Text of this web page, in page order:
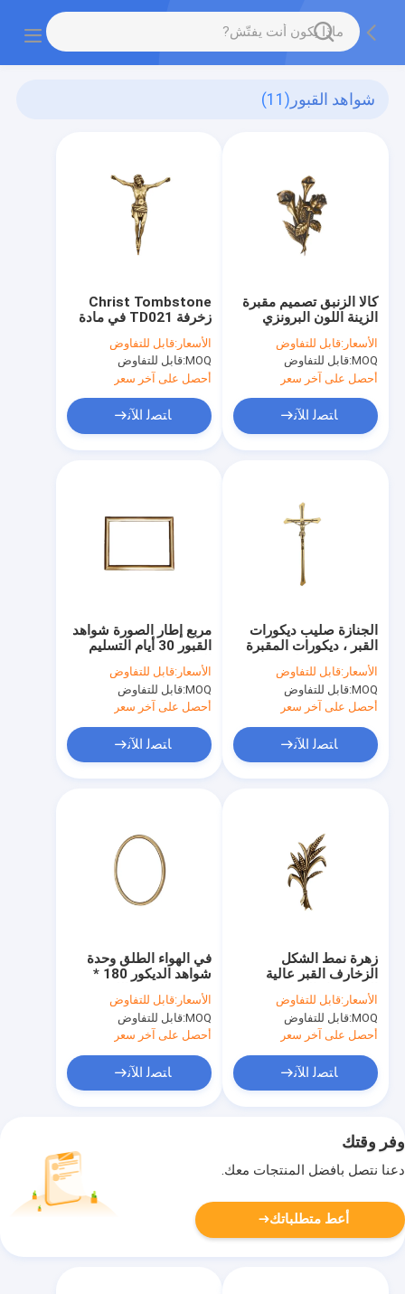
شواهد القبور (11)
Christ Tombstone
زخرفة TD021 في مادة
البعد
الأسعار:قابل للتفاوض
MOQ: قابل للتفاوض
أحصل على آخر سعر
ﺎﺘﺼﻟ ﺍﻶﻧ
كالا الزنبق تصميم مقبرة
الزينة اللون البرونزي
للشواهد القبر
الأسعار:قابل للتفاوض
MOQ: قابل للتفاوض
أحصل على آخر سعر
ﺎﺘﺼﻟ ﺍﻶﻧ
مربع إطار الصورة شواهد
القبور 30 ​​أيام التسليم
السريع TD008
الأسعار:قابل للتفاوض
MOQ: قابل للتفاوض
أحصل على آخر سعر
ﺎﺘﺼﻟ ﺍﻶﻧ
الجنازة صليب ديكورات
القبر ، ديكورات المقبرة
ستون خفيفة الوزن
الأسعار:قابل للتفاوض
MOQ: قابل للتفاوض
أحصل على آخر سعر
ﺎﺘﺼﻟ ﺍﻶﻧ
في الهواء الطلق وحدة
شواهد الديكور 180 *
يتلاشى المقاومة
الأسعار:قابل للتفاوض
MOQ: قابل للتفاوض
أحصل على آخر سعر
ﺎﺘﺼﻟ ﺍﻶﻧ
زهرة نمط الشكل
الزخارف القبر عالية
القوة مواد النحاس
الأسعار:قابل للتفاوض
MOQ: قابل للتفاوض
أحصل على آخر سعر
ﺎﺘﺼﻟ ﺍﻶﻧ
وفر وقتك
دعنا نتصل بأفضل المنتجات معك.
أعط متطلباتك